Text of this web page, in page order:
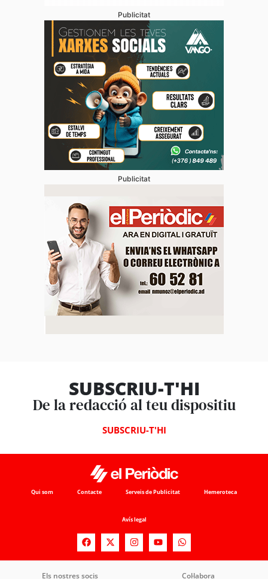
Publicitat
Publicitat
SUBSCRIU-T'HI
De la redacció al teu dispositiu
SUBSCRIU-T'HI
Qui som Contacte Serveis de Publicitat Hemeroteca
Avís legal
Els nostres socis Col·labora